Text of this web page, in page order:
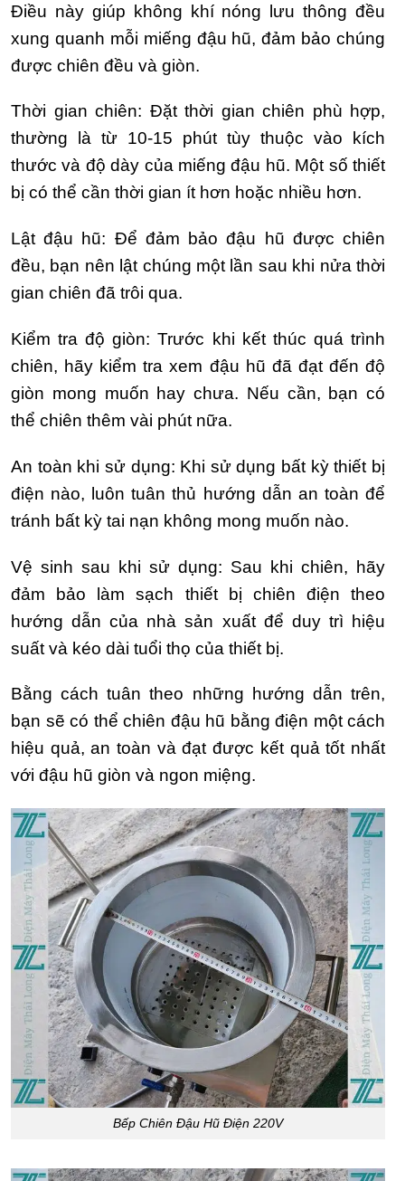
Điều này giúp không khí nóng lưu thông đều
xung quanh mỗi miếng đậu hũ, đảm bảo chúng
được chiên đều và giòn.
Thời gian chiên: Đặt thời gian chiên phù hợp,
thường là từ 10-15 phút tùy thuộc vào kích
thước và độ dày của miếng đậu hũ. Một số thiết
bị có thể cần thời gian ít hơn hoặc nhiều hơn.
Lật đậu hũ: Để đảm bảo đậu hũ được chiên
đều, bạn nên lật chúng một lần sau khi nửa thời
gian chiên đã trôi qua.
Kiểm tra độ giòn: Trước khi kết thúc quá trình
chiên, hãy kiểm tra xem đậu hũ đã đạt đến độ
giòn mong muốn hay chưa. Nếu cần, bạn có
thể chiên thêm vài phút nữa.
An toàn khi sử dụng: Khi sử dụng bất kỳ thiết bị
điện nào, luôn tuân thủ hướng dẫn an toàn để
tránh bất kỳ tai nạn không mong muốn nào.
Vệ sinh sau khi sử dụng: Sau khi chiên, hãy
đảm bảo làm sạch thiết bị chiên điện theo
hướng dẫn của nhà sản xuất để duy trì hiệu
suất và kéo dài tuổi thọ của thiết bị.
Bằng cách tuân theo những hướng dẫn trên,
bạn sẽ có thể chiên đậu hũ bằng điện một cách
hiệu quả, an toàn và đạt được kết quả tốt nhất
với đậu hũ giòn và ngon miệng.
Bếp Chiên Đậu Hũ Điện 220V